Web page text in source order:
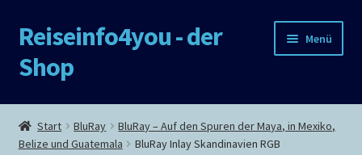
Zur
Navigation
springen
Zum
Inhalt
springen
Reiseinfo4you - der
Shop
Menü
Start
AGB und Widerrufsbelehrung
Start BluRay
BluRay – Auf den Spuren der Maya, in Mexiko,
Belize und Guatemala
BluRay Inlay Skandinavien RGB